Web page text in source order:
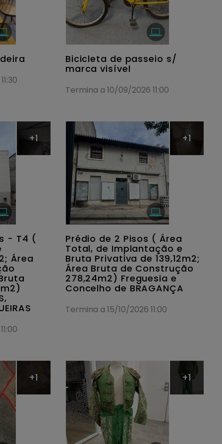
Bicicleta de passeio s/
marca visível
Termina a 10/09/2026 11:00
+1
- T4 (
Área
+1
Prédio de 2 Pisos ( Área
Total, de Implantação e
Bruta Privativa de 139,12m2;
Área Bruta de Construção
278,24m2) Freguesia e
Concelho de BRAGANÇA
Termina a 15/10/2026 11:00
+1 +1